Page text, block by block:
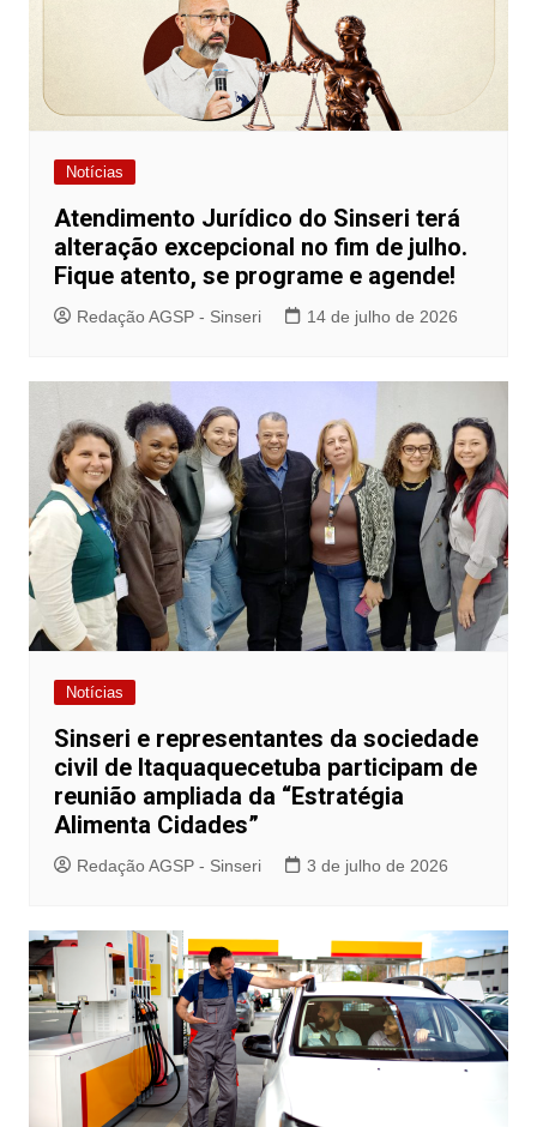
Notícias
Atendimento Jurídico do Sinseri terá
alteração excepcional no fim de julho.
Fique atento, se programe e agende!
Redação AGSP - Sinseri 14 de julho de 2026
Notícias
Sinseri e representantes da sociedade
civil de Itaquaquecetuba participam de
reunião ampliada da “Estratégia
Alimenta Cidades”
Redação AGSP - Sinseri 3 de julho de 2026